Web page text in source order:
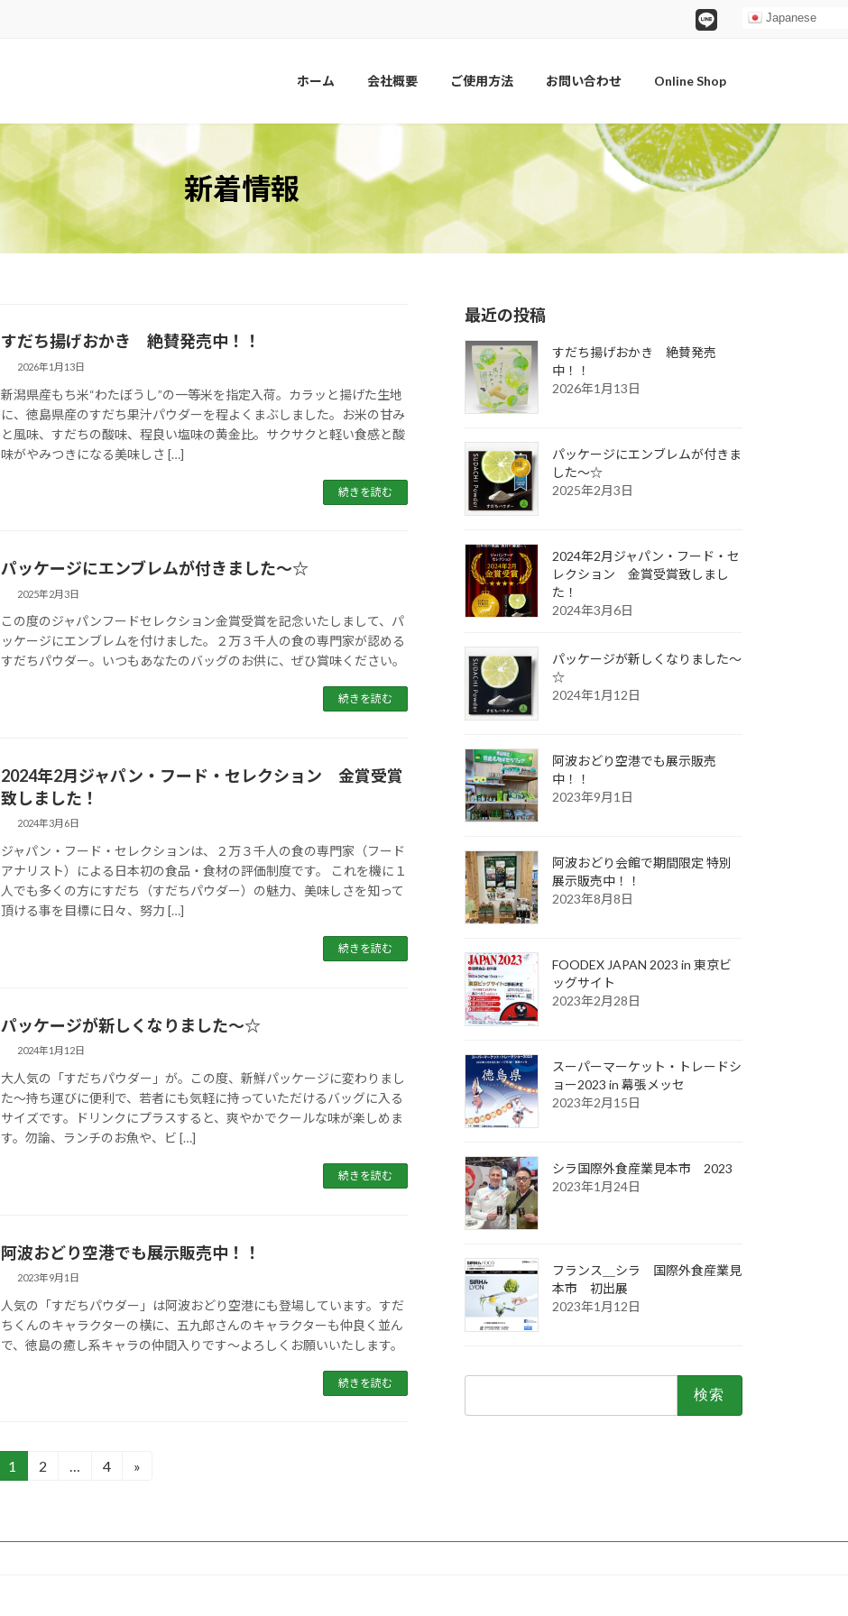
Japanese
ホーム 会社概要 ご使用方法 お問い合わせ Online Shop
新着情報
すだち揚げおかき 絶賛発売中！！
2026年1月13日
新潟県産もち米“わたぼうし”の一等米を指定入荷。カラッと揚げた生地
に、徳島県産のすだち果汁パウダーを程よくまぶしました。お米の甘み
と風味、すだちの酸味、程良い塩味の黄金比。サクサクと軽い食感と酸
味がやみつきになる美味しさ […]
続きを読む
パッケージにエンブレムが付きました〜☆
2025年2月3日
この度のジャパンフードセレクション金賞受賞を記念いたしまして、パ
ッケージにエンブレムを付けました。２万３千人の食の専門家が認める
すだちパウダー。いつもあなたのバッグのお供に、ぜひ賞味ください。
続きを読む
2024年2月ジャパン・フード・セレクション 金賞受賞
致しました！
2024年3月6日
ジャパン・フード・セレクションは、２万３千人の食の専門家（フード
アナリスト）による日本初の食品・食材の評価制度です。 これを機に１
人でも多くの方にすだち（すだちパウダー）の魅力、美味しさを知って
頂ける事を目標に日々、努力 […]
続きを読む
パッケージが新しくなりました〜☆
2024年1月12日
大人気の「すだちパウダー」が。この度、新鮮パッケージに変わりまし
た〜持ち運びに便利で、若者にも気軽に持っていただけるバッグに入る
サイズです。ドリンクにプラスすると、爽やかでクールな味が楽しめま
す。勿論、ランチのお魚や、ビ […]
続きを読む
阿波おどり空港でも展示販売中！！
2023年9月1日
人気の「すだちパウダー」は阿波おどり空港にも登場しています。すだ
ちくんのキャラクターの横に、五九郎さんのキャラクターも仲良く並ん
で、徳島の癒し系キャラの仲間入りです〜よろしくお願いいたします。
続きを読む
固
1
固
2 …
固
4 »
最近の投稿
すだち揚げおかき 絶賛発売
中！！
2026年1月13日
パッケージにエンブレムが付きま
した〜☆
2025年2月3日
2024年2月ジャパン・フード・セ
レクション 金賞受賞致しまし
た！
2024年3月6日
パッケージが新しくなりました〜
☆
2024年1月12日
阿波おどり空港でも展示販売
中！！
2023年9月1日
阿波おどり会館で期間限定 特別
展示販売中！！
2023年8月8日
FOODEX JAPAN 2023 in 東京ビ
ッグサイト
2023年2月28日
スーパーマーケット・トレードシ
ョー2023 in 幕張メッセ
2023年2月15日
シラ国際外食産業見本市 2023
2023年1月24日
フランス＿シラ 国際外食産業見
本市 初出展
2023年1月12日